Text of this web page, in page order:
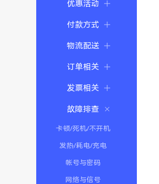
优惠活动
付款方式
物流配送
订单相关
发票相关
故障排查
卡顿/死机/不开机
发热/耗电/充电
帐号与密码
网络与信号